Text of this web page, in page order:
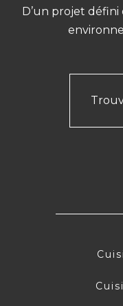
D’un projet défini